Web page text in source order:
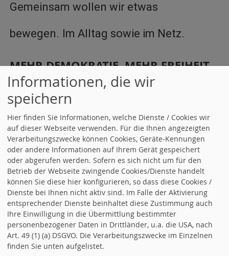
Gemeinsam wollen wir etwas
bewegen. Im Alltag sowie im Netz.
MEHR DEMOKRATIE, MEHR FREIHEIT,
MEHR RECHTSSTAAT.
SPD-Bundespartei
SPD-Landespartei
SPD-Kreispartei
Jonas Hoffmann, MdL Lörrach und
Region
Jusos Lörrach
Informationen, die wir
speichern
Hier finden Sie Informationen, welche Dienste / Cookies wir
auf dieser Webseite verwenden. Für die Ihnen angezeigten
Verarbeitungszwecke können Cookies, Geräte-Kennungen
oder andere Informationen auf Ihrem Gerät gespeichert
oder abgerufen werden. Sofern es sich nicht um für den
Betrieb der Webseite zwingende Cookies/Dienste handelt
können Sie diese hier konfigurieren, so dass diese Cookies /
Dienste bei Ihnen nicht aktiv sind. Im Falle der Aktivierung
entsprechender Dienste beinhaltet diese Zustimmung auch
Ihre Einwilligung in die Übermittlung bestimmter
personenbezogener Daten in Drittländer, u.a. die USA, nach
Art. 49 (1) (a) DSGVO. Die Verarbeitungszwecke im Einzelnen
finden Sie unten aufgelistet.